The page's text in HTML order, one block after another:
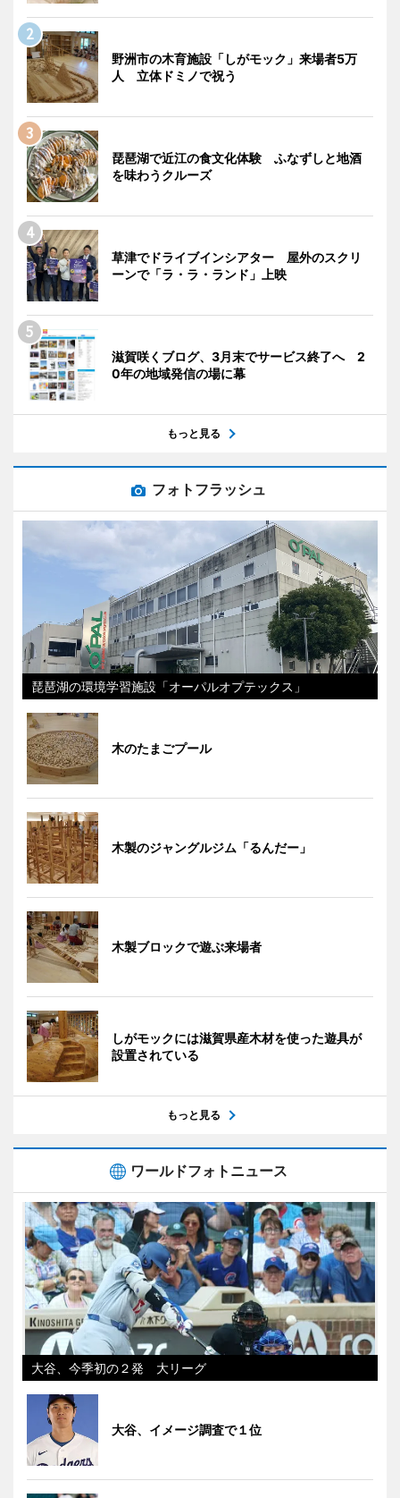
野洲市の木育施設「しがモック」来場者5万
人 立体ドミノで祝う
琵琶湖で近江の食文化体験 ふなずしと地酒
を味わうクルーズ
草津でドライブインシアター 屋外のスクリ
ーンで「ラ・ラ・ランド」上映
滋賀咲くブログ、3月末でサービス終了へ 2
0年の地域発信の場に幕
もっと見る
フォトフラッシュ
琵琶湖の環境学習施設「オーパルオプテックス」
木のたまごプール
木製のジャングルジム「るんだー」
木製ブロックで遊ぶ来場者
しがモックには滋賀県産木材を使った遊具が
設置されている
もっと見る
ワールドフォトニュース
大谷、今季初の２発 大リーグ
大谷、イメージ調査で１位